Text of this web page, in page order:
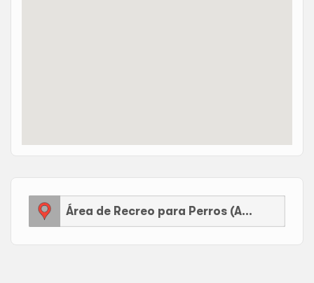
Área de Recreo para Perros (AEP)